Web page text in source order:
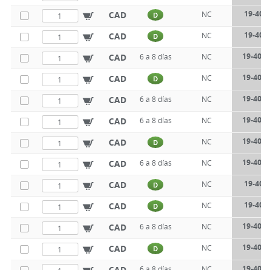
CAD D NC 19-
CAD D NC 19-
CAD 6 a 8 días NC 19-405-
CAD D NC 19-405-
CAD 6 a 8 días NC 19-405-
CAD 6 a 8 días NC 19-405-
CAD D NC 19-405-
CAD 6 a 8 días NC 19-405-
CAD D NC 19-
CAD D NC 19-
CAD 6 a 8 días NC 19-406-
CAD D NC 19-406-